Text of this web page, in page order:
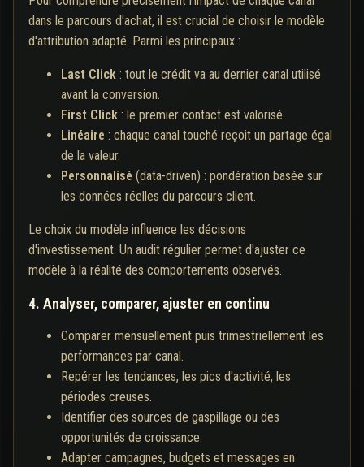
dans le parcours d'achat, il est crucial de choisir le modèle
d'attribution adapté. Parmi les principaux :
Last Click : tout le crédit va au dernier canal utilisé
avant la conversion.
First Click : le premier contact est valorisé.
Linéaire : chaque canal touché reçoit un partage égal
de la valeur.
Personnalisé (data-driven) : pondération basée sur
les données réelles du parcours client.
Le choix du modèle influence les décisions
d'investissement. Un audit régulier permet d'ajuster ce
modèle à la réalité des comportements observés.
4. Analyser, comparer, ajuster en continu
Comparer mensuellement puis trimestriellement les
performances par canal.
Repérer les tendances, les pics d'activité, les
périodes creuses.
Identifier des sources de gaspillage ou des
opportunités de croissance.
Adapter campagnes, budgets et messages en